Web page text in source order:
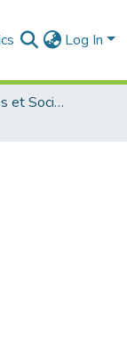
Log In
Sciences Humaines et Sociales - العلوم الإنسانية والاجتماعية